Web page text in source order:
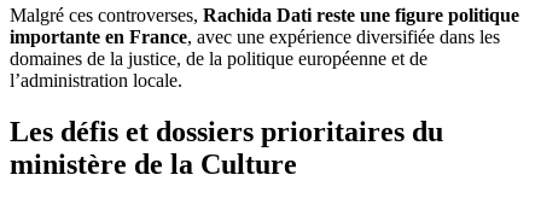
Malgré ces controverses, Rachida Dati reste une figure politique
importante en France, avec une expérience diversifiée dans les
domaines de la justice, de la politique européenne et de
l’administration locale.
Les défis et dossiers prioritaires du
ministère de la Culture